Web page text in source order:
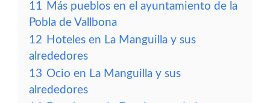
11 Más pueblos en el ayuntamiento de la
Pobla de Vallbona
12 Hoteles en La Manguilla y sus
alrededores
13 Ocio en La Manguilla y sus
alrededores